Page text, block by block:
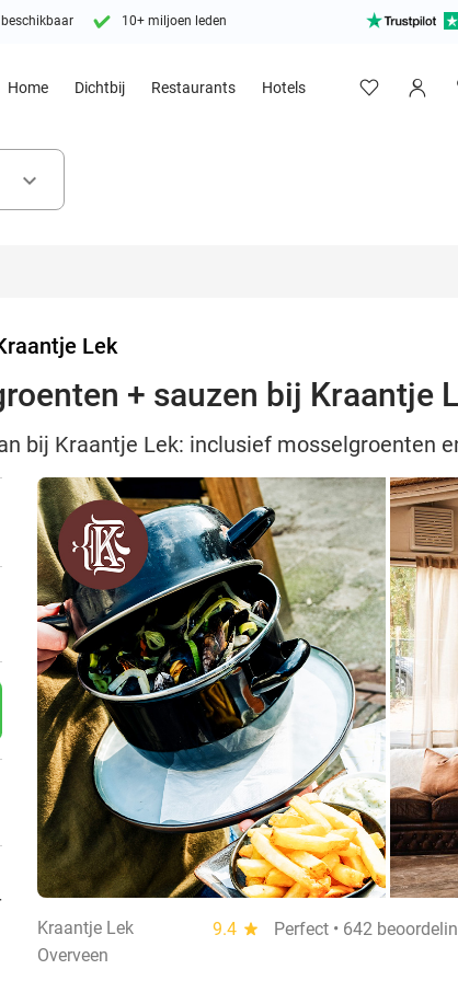
10+ miljoen leden
Home Dichtbij Restaurants Hotels
keyboard_arrow_down
Lek
+ sauzen bij Kraantje
bij Kraantje Lek: inclusief mosselgroenten
Kraantje Lek 9.4 star
Perfect • 642
Overveen